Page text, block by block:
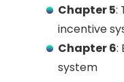
Chapter 5:
incentive
Chapter 6:
system